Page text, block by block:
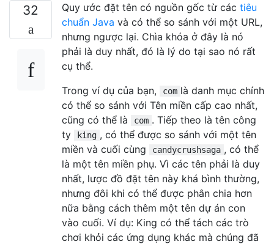
32 Quy ước đặt tên có nguồn gốc từ các tiêu
chuẩn Java và có thể so sánh với một URL,
nhưng ngược lại. Chìa khóa ở đây là nó
phải là duy nhất, đó là lý do tại sao nó rất
cụ thể.
Trong ví dụ của bạn,
com là danh mục chính
có thể so sánh với Tên miền cấp cao nhất,
cũng có thể là
com . Tiếp theo là tên công
ty
king , có thể được so sánh với một tên
miền và cuối cùng
candycrushsaga , có thể
là một tên miền phụ. Vì các tên phải là duy
nhất, lược đồ đặt tên này khá bình thường,
nhưng đôi khi có thể được phân chia hơn
nữa bằng cách thêm một tên dự án con
vào cuối. Ví dụ: King có thể tách các trò
chơi khỏi các ứng dụng khác mà chúng đã